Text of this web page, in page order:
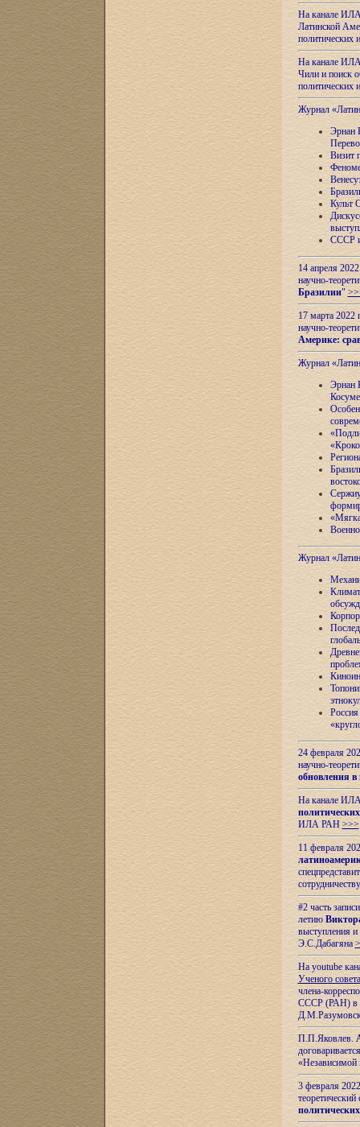
На канале
Латинской
На канале
Чили и поиск
Журнал
Эрнан
Визит
Культ
СССР и
14 апреля
научно-
Бразилии"
17 марта 2022
научно-
Америке:
Журнал
Эрнан
Журнал
24 февраля
научно-
обновления в
На канале
ИЛА РАН >>>
11 февраля
#2 часть
летию
выступления
Э.С.Дабагяна
На youtube
Ученого
члена-
СССР (РАН) в
П.П.Яковлев.
«Независимой
3 февраля
теоретический